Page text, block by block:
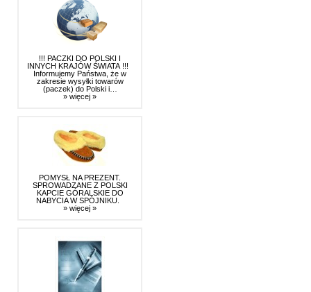
!!! PACZKI DO POLSKI I
INNYCH KRAJÓW ŚWIATA !!!
Informujemy Państwa, że w
zakresie wysyłki towarów
(paczek) do Polski i…
» więcej »
POMYSŁ NA PREZENT.
SPROWADZANE Z POLSKI
KAPCIE GÓRALSKIE DO
NABYCIA W SPÓJNIKU.
» więcej »